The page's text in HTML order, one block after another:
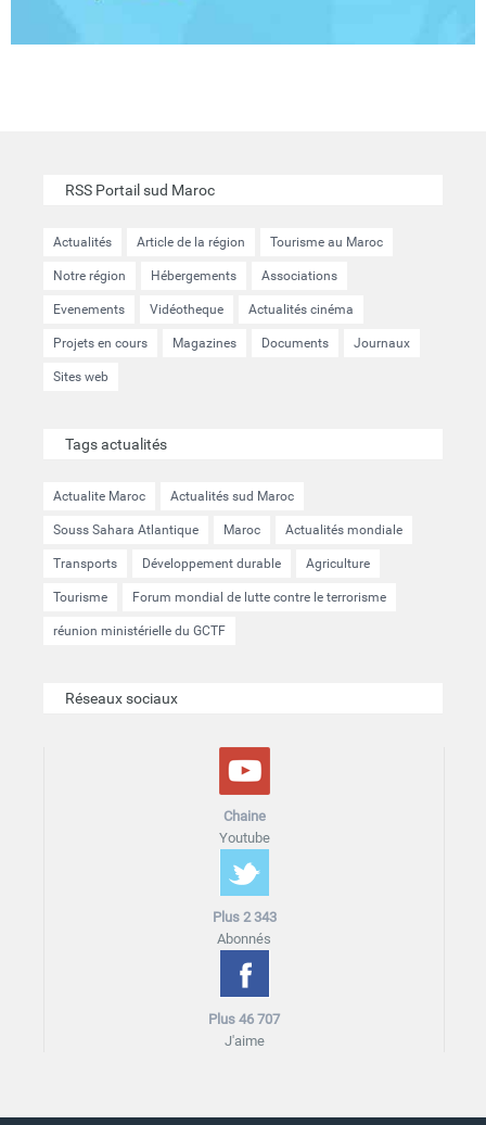
RSS Portail sud Maroc
Actualités Article de la région Tourisme au Maroc
Notre région Hébergements Associations
Evenements Vidéotheque Actualités cinéma
Projets en cours Magazines Documents Journaux
Sites web
Tags actualités
Actualite Maroc Actualités sud Maroc
Souss Sahara Atlantique Maroc Actualités mondiale
Transports Développement durable Agriculture
Tourisme Forum mondial de lutte contre le terrorisme
réunion ministérielle du GCTF
Réseaux sociaux
Chaine
Youtube
Plus 2 343
Abonnés
Plus 46 707
J'aime